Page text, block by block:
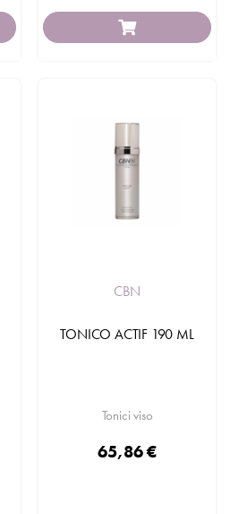
CBN
TONICO ACTIF 190 ML
Tonici viso
65,86 €